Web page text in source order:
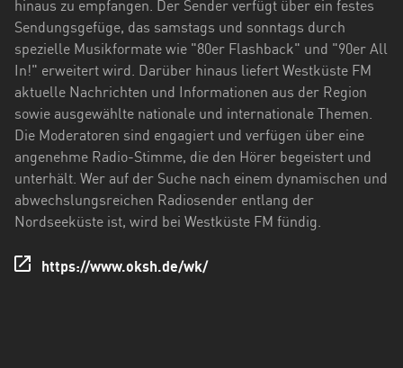
Westfalen
Rheinland-
Pfalz
Saarland
Sachsen
Sachsen-
Anhalt
Holstein
hinaus zu empfangen. Der Sender verfügt über ein festes
Sendungsgefüge, das samstags und sonntags durch
spezielle Musikformate wie "80er Flashback" und "90er All
In!" erweitert wird. Darüber hinaus liefert Westküste FM
aktuelle Nachrichten und Informationen aus der Region
sowie ausgewählte nationale und internationale Themen.
Die Moderatoren sind engagiert und verfügen über eine
angenehme Radio-Stimme, die den Hörer begeistert und
unterhält. Wer auf der Suche nach einem dynamischen und
abwechslungsreichen Radiosender entlang der
Nordseeküste ist, wird bei Westküste FM fündig.
https://www.oksh.de/wk/